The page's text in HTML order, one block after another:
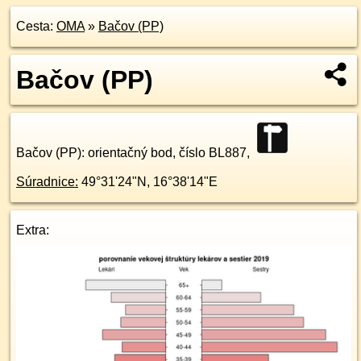
Cesta: OMA» Bačov (PP)
Bačov (PP)
Bačov (PP): orientačný bod, číslo BL887,
Súradnice: 49°31'24"N , 16°38'14"E
Extra: